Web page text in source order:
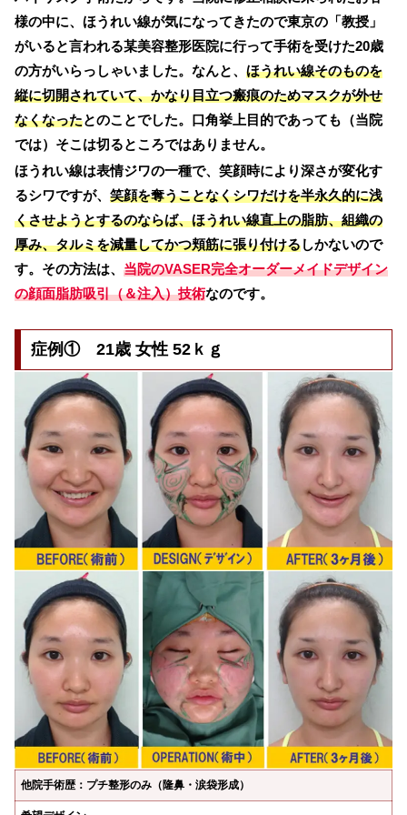
様の中に、ほうれい線が気になってきたので東京の「教授」
がいると言われる某美容整形医院に行って手術を受けた20歳
の方がいらっしゃいました。なんと、 ほうれい線そのものを
縦に切開されていて、かなり目立つ瘢痕のためマスクが外せ
なくなったとのことでした。口角挙上目的であっても（当院
では）そこは切るところではありません。
ほうれい線は表情ジワの一種で、笑顔時により深さが変化す
るシワですが、 笑顔を奪うことなくシワだけを半永久的に浅
くさせようとするのならば、ほうれい線直上の脂肪、組織の
厚み、タルミを減量してかつ頬筋に張り付けるしかないので
す。その方法は、 当院のVASER完全オーダーメイドデザイン
の顔面脂肪吸引（＆注入）技術なのです。
症例① 21歳 女性 52ｋｇ
他院手術歴：プチ整形のみ（隆鼻・涙袋形成）